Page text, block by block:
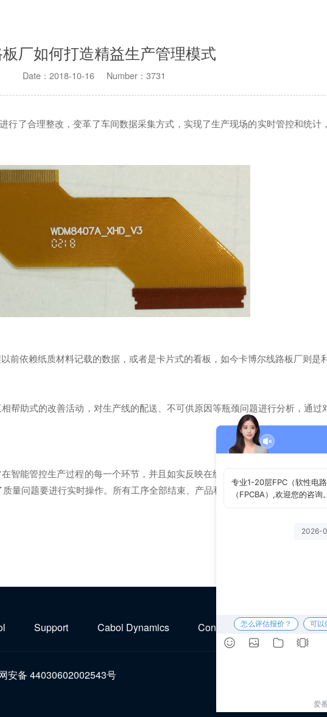
厂如何打造精益生产管理模式
Date：2018-10-16 Number：3731
行了合理整改，变革了车间数据采集方式，实现了生产现场的实时管控和统
依赖纸质材料记载的数据，或者是卡片式的看板，如今卡博尔线路板厂则是
助式的改善活动，对生产线的配送、不可供原因等瓶颈问题进行分析，通过
能管控生产过程的每一个环节，并且如实反映在线生产过程的情况。具体操
量问题要进行实时操作。所有工序全部结束、产品和物料卡进行流转、检验完
Support Cabol Dynamics Contact us
安备 44030602002543号